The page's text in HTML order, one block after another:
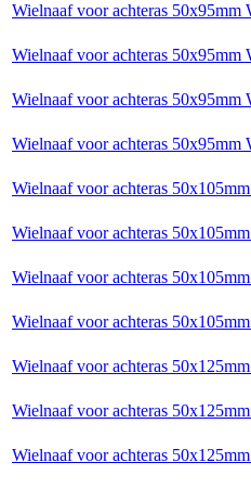
Wielnaaf voor achteras 50x95mm
Wielnaaf voor achteras 50x95mm
Wielnaaf voor achteras 50x95mm
Wielnaaf voor achteras
Wielnaaf voor achteras
Wielnaaf voor achteras
Wielnaaf voor achteras
Wielnaaf voor achteras
Wielnaaf voor achteras
Wielnaaf voor achteras
Wielnaaf voor achteras